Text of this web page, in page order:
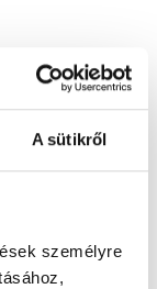
A sütikről
személyre